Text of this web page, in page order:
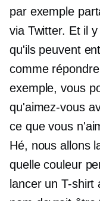
par exemple
via Twitter. Et il
qu'ils peuvent
comme
exemple, vous
qu'aimez-vous
ce que vous
Hé, nous allons
quelle couleur
lancer unT-shirt